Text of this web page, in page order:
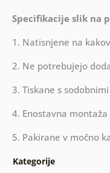
Specifikacije slik na
1. Natisnjene na
2. Ne potrebujejo
3. Tiskane s
4. Enostavna montaža
5. Pakirane v močno
Kategorije